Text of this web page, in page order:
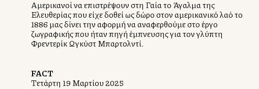
Αμερικανοί να επιστρέψουν στη Γαλλία το Άγαλμα της
Ελευθερίας που είχε δοθεί ως δώρο στον αμερικανικό λαό το
1886 μας δίνει την αφορμή να αναφερθούμε στο έργο
ζωγραφικής που ήταν πηγή έμπνευσης για τον γλύπτη
Φρεντερίκ Ωγκύστ Μπαρτολντί.
FACT
Τετάρτη 19 Μαρτίου 2025